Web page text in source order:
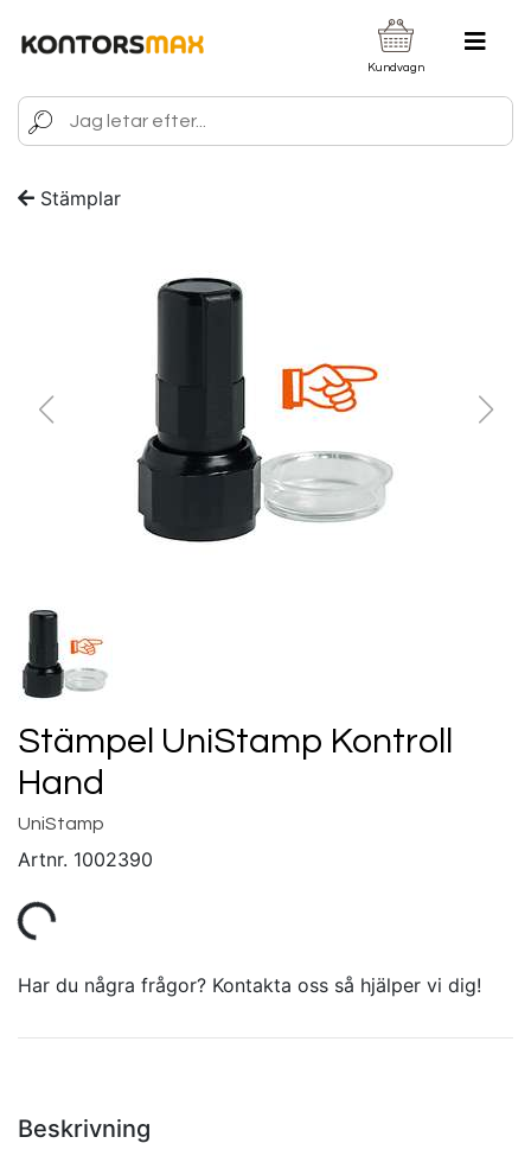
Kundvagn
Stämplar
Stämpel UniStamp Kontroll
Hand
UniStamp
Artnr. 1002390
Har du några frågor? Kontakta oss så hjälper vi dig!
Beskrivning